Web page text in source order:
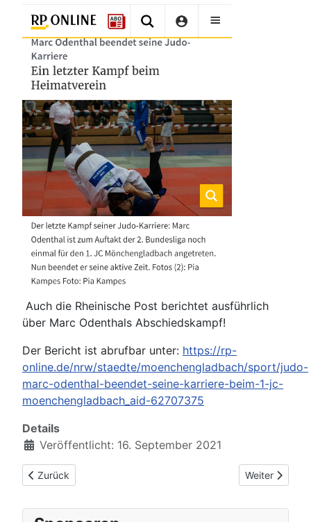
Auch die Rheinische Post berichtet ausführlich
über Marc Odenthals Abschiedskampf!
Der Bericht ist abrufbar unter: https://rp-
online.de/nrw/staedte/moenchengladbach/sport/judo-
marc-odenthal-beendet-seine-karriere-beim-1-jc-
moenchengladbach_aid-62707375
Details
Veröffentlicht: 16. September 2021
Vorheriger Beitrag: Zweiter Bundesliga-Kampftag in
Zurück Nächster
Weiter